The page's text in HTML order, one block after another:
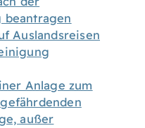
beantragen
Auslandsreisen
Anlage zum
außer